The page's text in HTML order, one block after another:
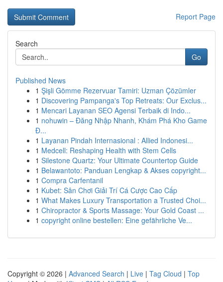
Report Page
Search
Go
Published News
1 Şişli Gömme Rezervuar Tamiri: Uzman Çözümler
1 Discovering Pampanga's Top Retreats: Our Exclus...
1 Mencari Layanan SEO Agensi Terbaik di Indo...
1 nohuwin – Đăng Nhập Nhanh, Khám Phá Kho Game
Đ...
1 Layanan Pindah Internasional : Allied Indonesi...
1 Medcell: Reshaping Health with Stem Cells
1 Silestone Quartz: Your Ultimate Countertop Guide
1 Belawantoto: Panduan Lengkap & Akses copyright...
1 Compra Carfentanil
1 Kubet: Sân Chơi Giải Trí Cá Cược Cao Cấp
1 What Makes Luxury Transportation a Trusted Choi...
1 Chiropractor & Sports Massage: Your Gold Coast ...
1 copyright online bestellen: Eine gefährliche Ve...
Copyright © 2026 | Advanced Search | Live | Tag Cloud | Top